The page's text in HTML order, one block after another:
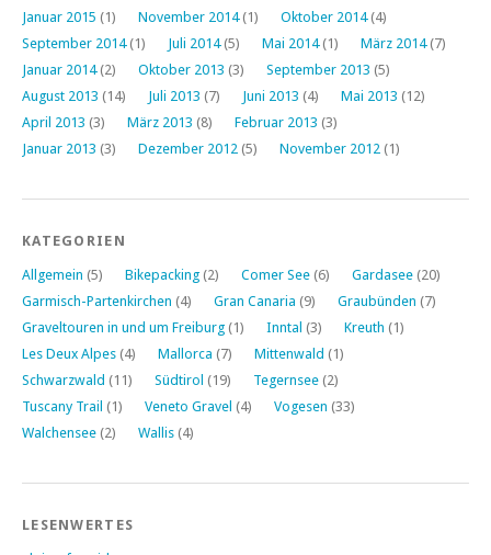
Januar 2015 (1) November 2014(1) Oktober 2014(4)
September 2014(1) Juli 2014(5) Mai 2014(1) März 2014(7)
Januar 2014(2) Oktober 2013 (3) September 2013 (5)
August 2013 (14) Juli 2013 (7) Juni 2013 (4) Mai 2013 (12)
April 2013 (3) März 2013 (8) Februar 2013 (3)
Januar 2013 (3) Dezember 2012 (5) November 2012 (1)
KATEGORIEN
Allgemein (5) Bikepacking (2) Comer See (6) Gardasee (20)
Garmisch-Partenkirchen (4) Gran Canaria (9) Graubünden (7)
Graveltouren in und um Freiburg (1) Inntal (3) Kreuth (1)
Les Deux Alpes (4) Mallorca (7) Mittenwald (1)
Schwarzwald (11) Südtirol (19) Tegernsee (2)
Tuscany Trail (1) Veneto Gravel (4) Vogesen (33)
Walchensee (2) Wallis (4)
LESENWERTES